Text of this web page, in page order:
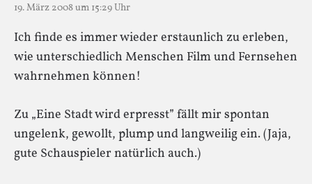
19. März 2008 um 15:29 Uhr
Ich finde es immer wieder erstaunlich zu erleben,
wie unterschiedlich Menschen Film und Fernsehen
wahrnehmen können!
Zu „Eine Stadt wird erpresst” fällt mir spontan
ungelenk, gewollt, plump und langweilig ein. (Jaja,
gute Schauspieler natürlich auch.)